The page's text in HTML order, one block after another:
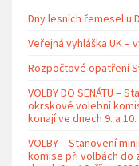
Dny lesních řemesel u
Veřejná vyhláška UK –
Rozpočtové opatření
VOLBY DO SENÁTU –
okrskové volební
konají ve dnech 9. a
VOLBY – Stanovení
komise při volbách do